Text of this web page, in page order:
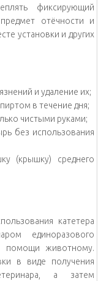
фиксирующий
отёчности и
установки и других
и удаление их;
в течение дня;
чистыми руками;
без использования
(крышку) среднего
катетера
единоразового
помощи животному.
в виде получения
а затем